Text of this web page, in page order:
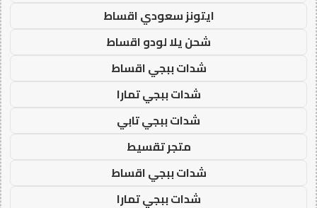
ايتونز سعودي اقساط
شحن يلا لودو اقساط
شدات ببجي اقساط
شدات ببجي تمارا
شدات ببجي تابي
متجر تقسيط
شدات ببجي اقساط
شدات ببجي تمارا